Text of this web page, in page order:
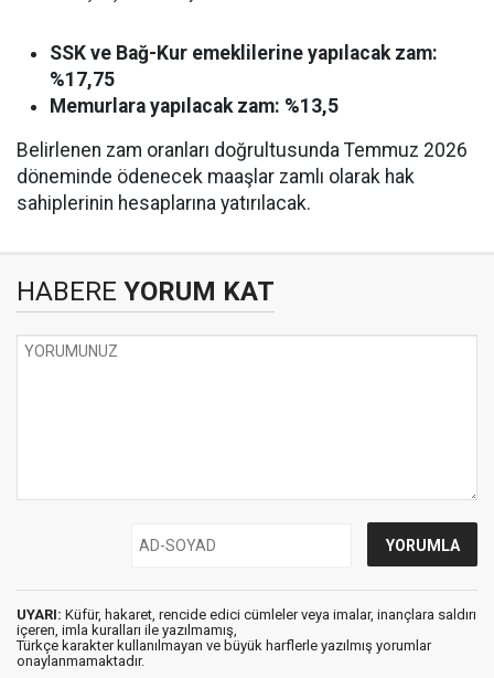
SSK ve Bağ-Kur emeklilerine yapılacak zam:
%17,75
Memurlara yapılacak zam: %13,5
Belirlenen zam oranları doğrultusunda Temmuz 2026
döneminde ödenecek maaşlar zamlı olarak hak
sahiplerinin hesaplarına yatırılacak.
HABERE YORUM KAT
UYARI: Küfür, hakaret, rencide edici cümleler veya imalar, inançlara saldırı
içeren, imla kuralları ile yazılmamış,
Türkçe karakter kullanılmayan ve büyük harflerle yazılmış yorumlar
onaylanmamaktadır.